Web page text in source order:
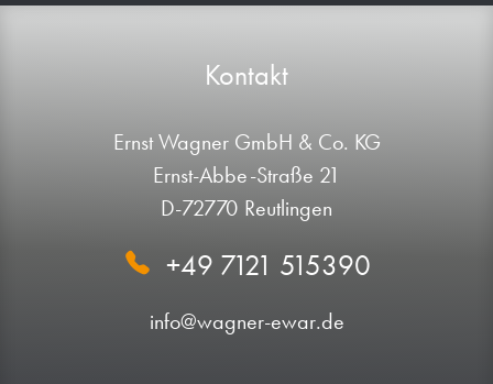
Kontakt
Ernst Wagner GmbH & Co. KG
Ernst-Abbe-Straße 21
D-72770 Reutlingen
+49 7121 515390
info@wagner-ewar.de